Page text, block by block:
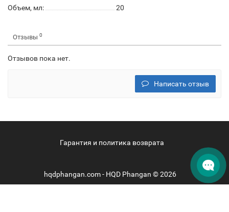
Объем, мл:
20
Отзывы 0
Отзывов пока нет.
Написать отзыв
Гарантия и политика возврата
hqdphangan.com - HQD Phangan © 2026